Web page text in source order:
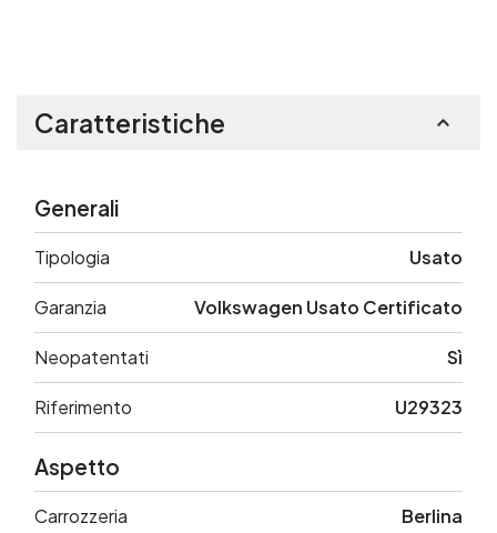
Caratteristiche
Generali
Tipologia Usato
Garanzia Volkswagen Usato Certificato
Neopatentati Sì
Riferimento U29323
Aspetto
Carrozzeria Berlina